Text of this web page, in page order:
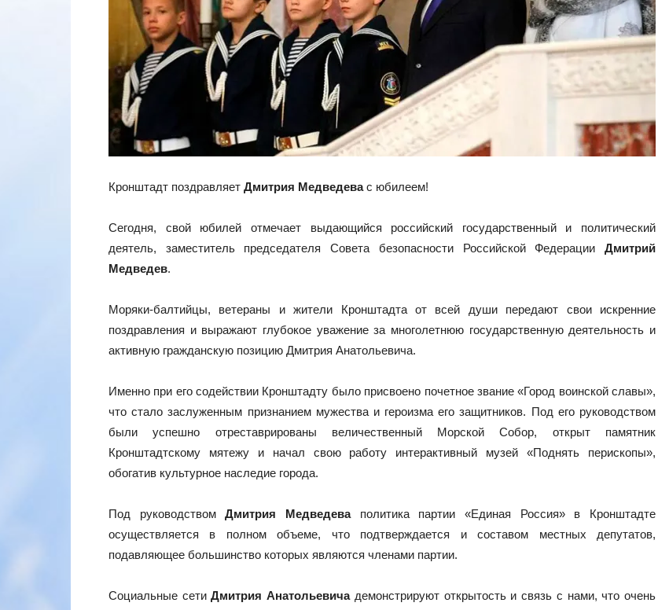
Кронштадт поздравляет Дмитрия Медведевас юбилеем!
Сегодня, свой юбилей отмечает выдающийся российский государственный и политический
деятель, заместитель председателя Совета безопасности Российской Федерации Дмитрий
Медведев.
Моряки-балтийцы, ветераны и жители Кронштадта от всей души передают свои искренние
поздравления и выражают глубокое уважение за многолетнюю государственную деятельность и
активную гражданскую позицию Дмитрия Анатольевича.
Именно при его содействии Кронштадту было присвоено почетное звание «Город воинской славы»,
что стало заслуженным признанием мужества и героизма его защитников. Под его руководством
были успешно отреставрированы величественный Морской Собор, открыт памятник
Кронштадтскому мятежу и начал свою работу интерактивный музей «Поднять перископы»,
обогатив культурное наследие города.
Под руководствомДмитрия Медведеваполитика партии «Единая Россия» в Кронштадте
осуществляется в полном объеме, что подтверждается и составом местных депутатов,
подавляющее большинство которых являются членами партии.
Социальные сетиДмитрия Анатольевичадемонстрируют открытость и связь с нами, что очень